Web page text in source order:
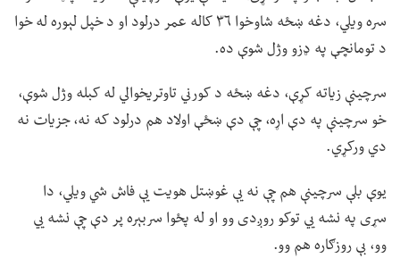
سره ویلي، دغه ښځه شاوخوا ۳۶ کاله عمر درلود او د خپل لېوره له خوا
د تومانچې په ډزو وژل شوې ده.
سرچینې زیاته کړې، دغه ښځه د کورني تاوتریخوالي له کبله وژل شوې،
خو سرچینې په دې اړه، چې دې ښځې اولاد هم درلود که نه، جزیات نه
دي ورکړي.
یوې بلې سرچینې هم چې نه یې غوښتل هویت یې فاش شي ویلي، دا
سړی په نشه يي توکو روږدی وو او له پځوا سربېره پر دې چې نشه يي
وو، بې روزګاره هم وو.